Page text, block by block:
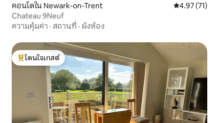
คอนโดใน Newark-on-Trent คะแนนเฉลี่ย
4.97 (71)
Chateau 9Neuf
ความคุ้มค่า · สถานที่ · ผังห้อง
โดนใจเกสต์ที่สุด
โดนใจเกสต์